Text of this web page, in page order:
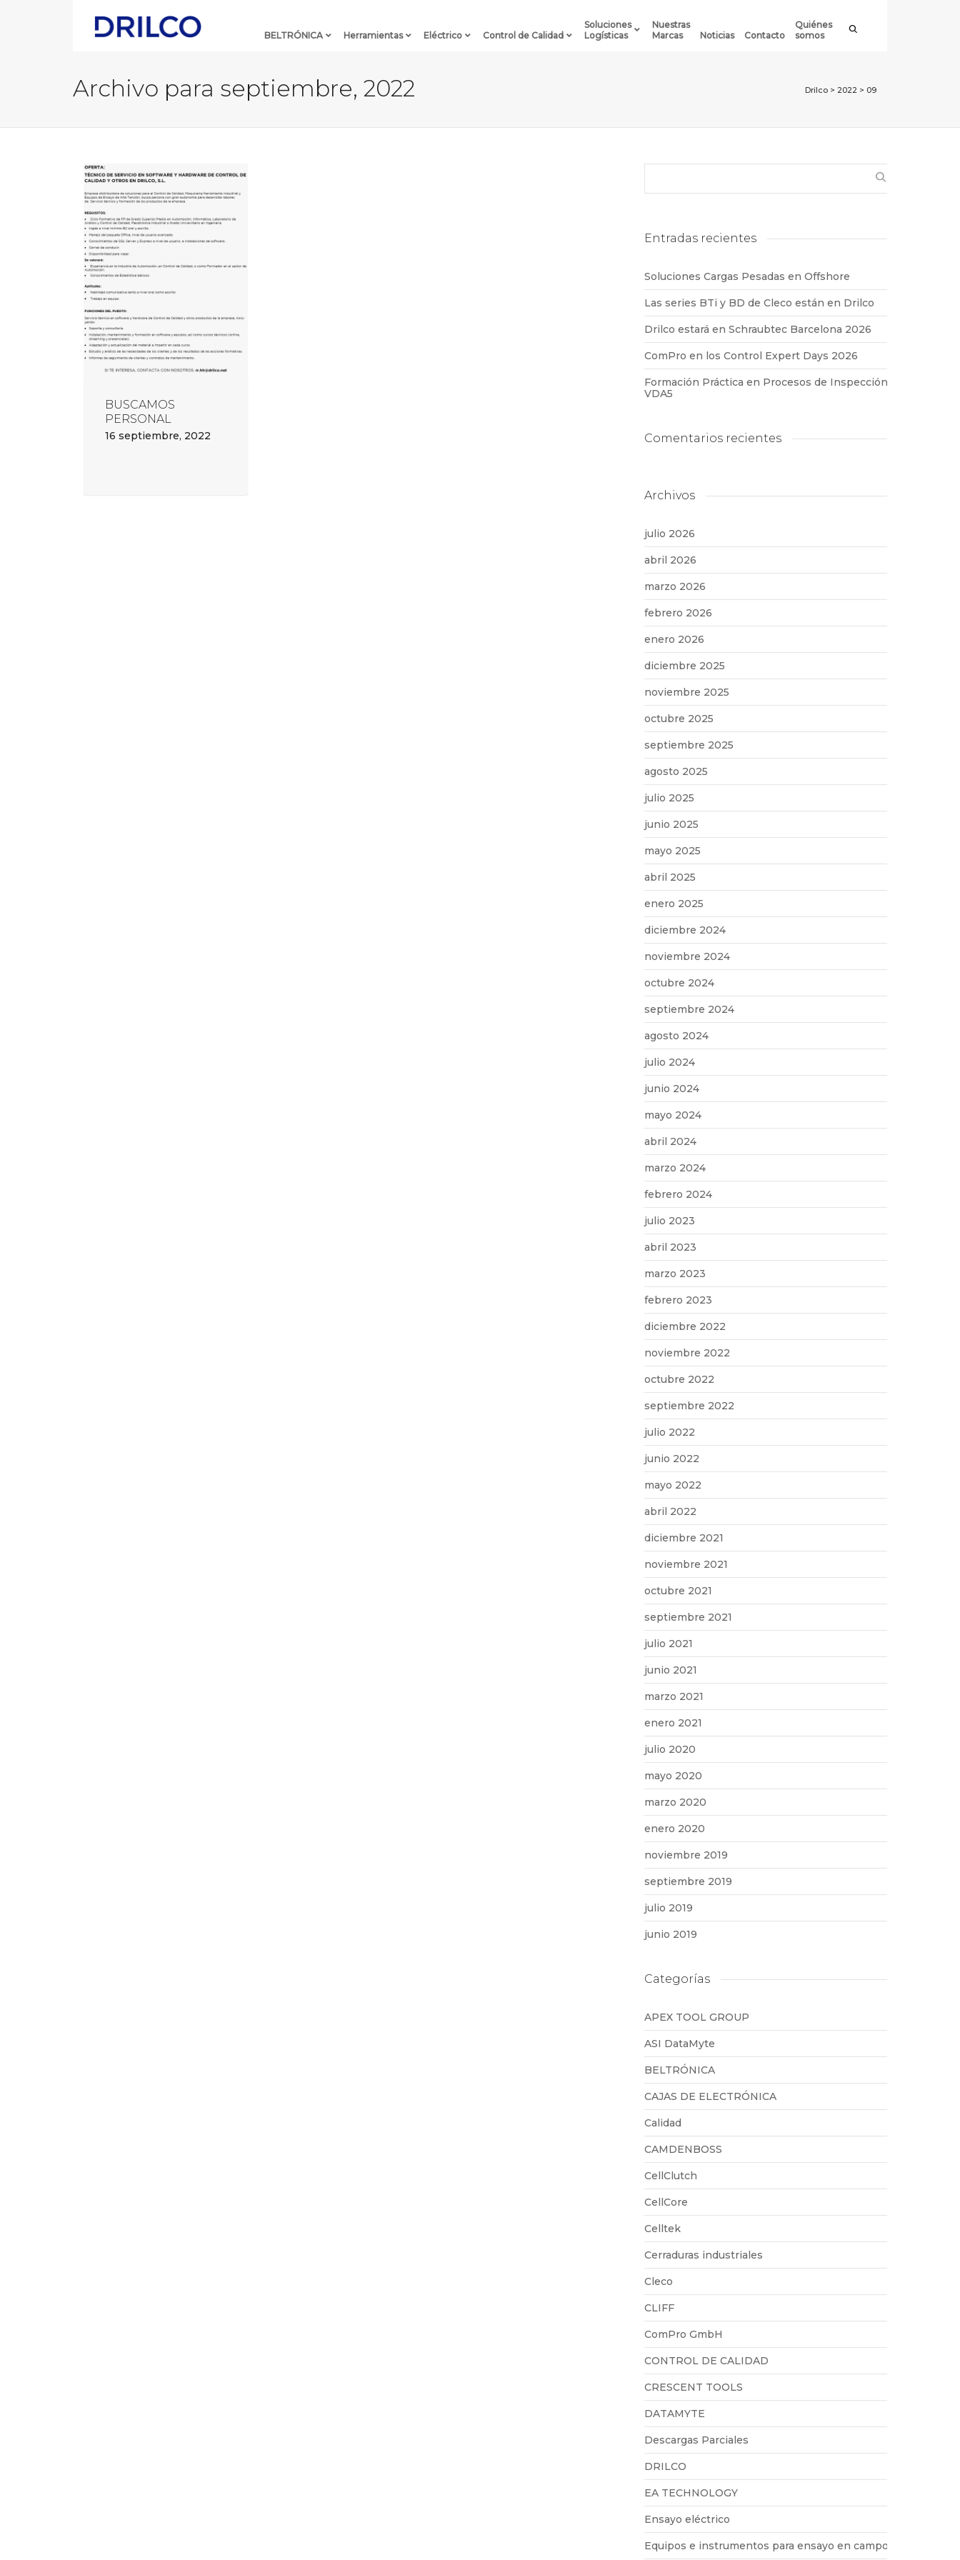
Navigation
BELTRÓNICA Herramientas Eléctrico Control de Calidad
Soluciones
Logísticas
Nuestras
Marcas
Noticias Contacto
Quiénes
somos
Archivo para septiembre, 2022 Drilco > 2022 > 09
BUSCAMOS
PERSONAL
16 septiembre, 2022
Entradas recientes
Soluciones Cargas Pesadas en Offshore
Las series BTi y BD de Cleco están en Drilco
Drilco estará en Schraubtec Barcelona 2026
ComPro en los Control Expert Days 2026
Formación Práctica en Procesos de Inspección
VDA5
Comentarios recientes
Archivos
julio 2026
abril 2026
marzo 2026
febrero 2026
enero 2026
diciembre 2025
noviembre 2025
octubre 2025
septiembre 2025
agosto 2025
julio 2025
junio 2025
mayo 2025
abril 2025
enero 2025
diciembre 2024
noviembre 2024
octubre 2024
septiembre 2024
agosto 2024
julio 2024
junio 2024
mayo 2024
abril 2024
marzo 2024
febrero 2024
julio 2023
abril 2023
marzo 2023
febrero 2023
diciembre 2022
noviembre 2022
octubre 2022
septiembre 2022
julio 2022
junio 2022
mayo 2022
abril 2022
diciembre 2021
noviembre 2021
octubre 2021
septiembre 2021
julio 2021
junio 2021
marzo 2021
enero 2021
julio 2020
mayo 2020
marzo 2020
enero 2020
noviembre 2019
septiembre 2019
julio 2019
junio 2019
Categorías
APEX TOOL GROUP
ASI DataMyte
BELTRÓNICA
CAJAS DE ELECTRÓNICA
Calidad
CAMDENBOSS
CellClutch
CellCore
Celltek
Cerraduras industriales
Cleco
CLIFF
ComPro GmbH
CONTROL DE CALIDAD
CRESCENT TOOLS
DATAMYTE
Descargas Parciales
DRILCO
EA TECHNOLOGY
Ensayo eléctrico
Equipos e instrumentos para ensayo en campo